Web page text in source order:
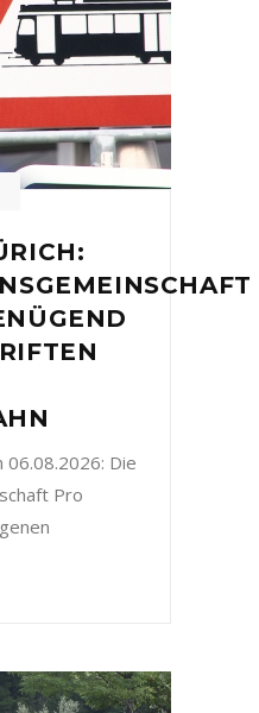
06.08.2026: Die
Pro